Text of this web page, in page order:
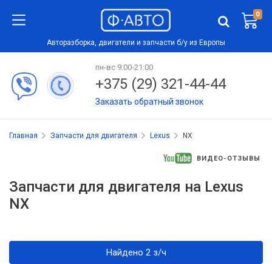
0
Авторазборка, двигатели и запчасти б/у из Европы
пн-вс 9:00-21:00
+375 (29) 321-44-44
Заказать обратный звонок
Главная Запчасти для двигателя Lexus NX
ВИДЕО-ОТЗЫВЫ
Запчасти для двигателя на Lexus
NX
Найдено 2 з/ч